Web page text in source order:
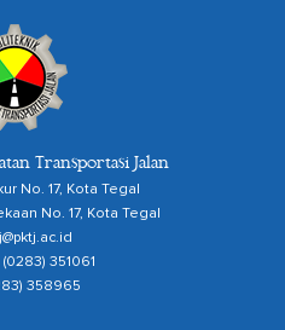
Transportasi Jalan
No. 17, Kota Tegal
No. 17, Kota Tegal
351061
358965